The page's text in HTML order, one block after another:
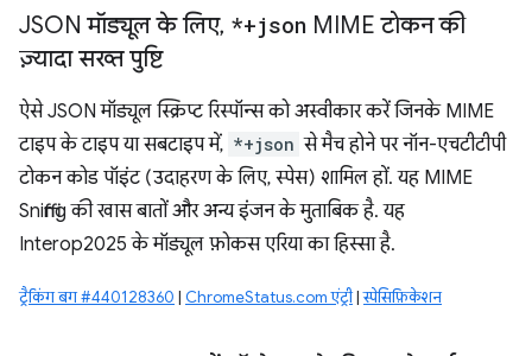
JSON मॉड्यूल के लिए, *+json MIME टोकन की
ज़्यादा सख्त पुष्टि
ऐसे JSON मॉड्यूल स्क्रिप्ट रिस्पॉन्स को अस्वीकार करें जिनके MIME
टाइप के टाइप या सबटाइप में, *+json से मैच होने पर नॉन-एचटीटीपी
टोकन कोड पॉइंट (उदाहरण के लिए, स्पेस) शामिल हों. यह MIME
Sniffing की खास बातों और अन्य इंजन के मुताबिक है. यह
Interop2025 के मॉड्यूल फ़ोकस एरिया का हिस्सा है.
ट्रैकिंग बग #440128360 | ChromeStatus.com एंट्री|स्पेसिफ़िकेशन